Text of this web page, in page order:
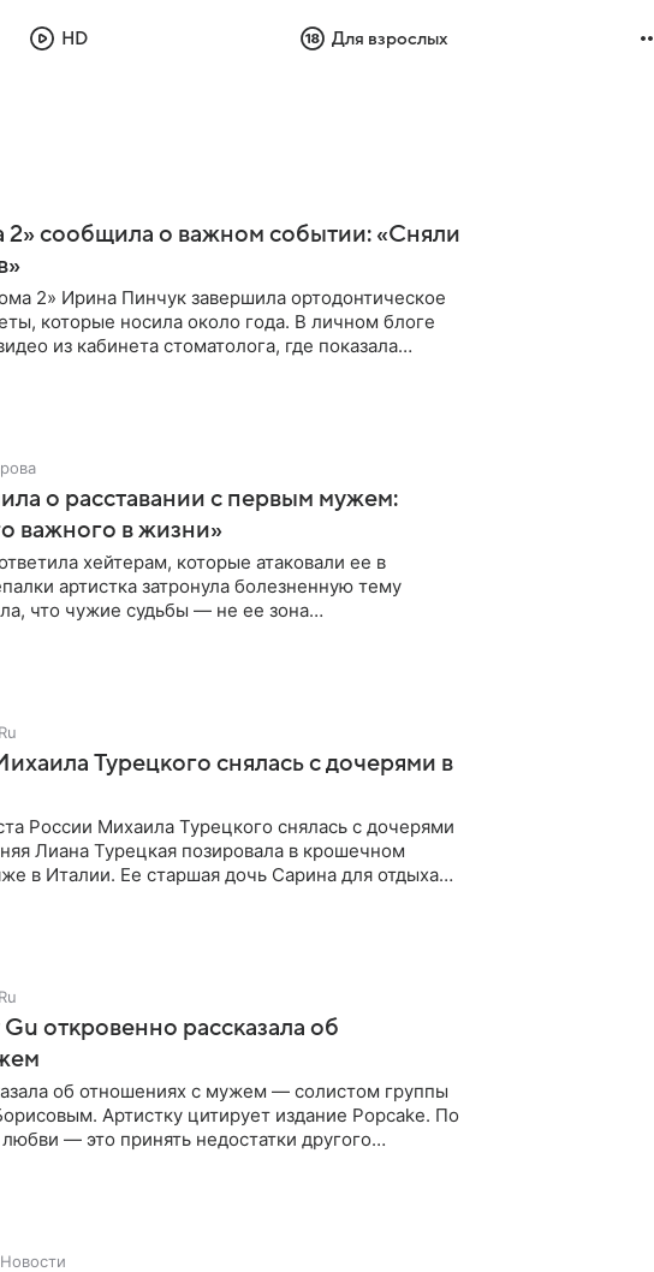
HD Для взрослых
2» сообщила о важном событии: «Сняли
2» Ирина Пинчук завершила ортодонтическое
которые носила около года. В личном блоге
из кабинета стоматолога, где показала
о расставании с первым мужем:
важного в жизни»
хейтерам, которые атаковали ее в
артистка затронула болезненную тему
что чужие судьбы — не ее зона
Турецкого снялась с дочерями в
России Михаила Турецкого снялась с дочерями
Лиана Турецкая позировала в крошечном
в Италии. Ее старшая дочь Сарина для отдыха
откровенно рассказала об
об отношениях с мужем — солистом группы
Артистку цитирует издание Popcake. По
— это принять недостатки другого